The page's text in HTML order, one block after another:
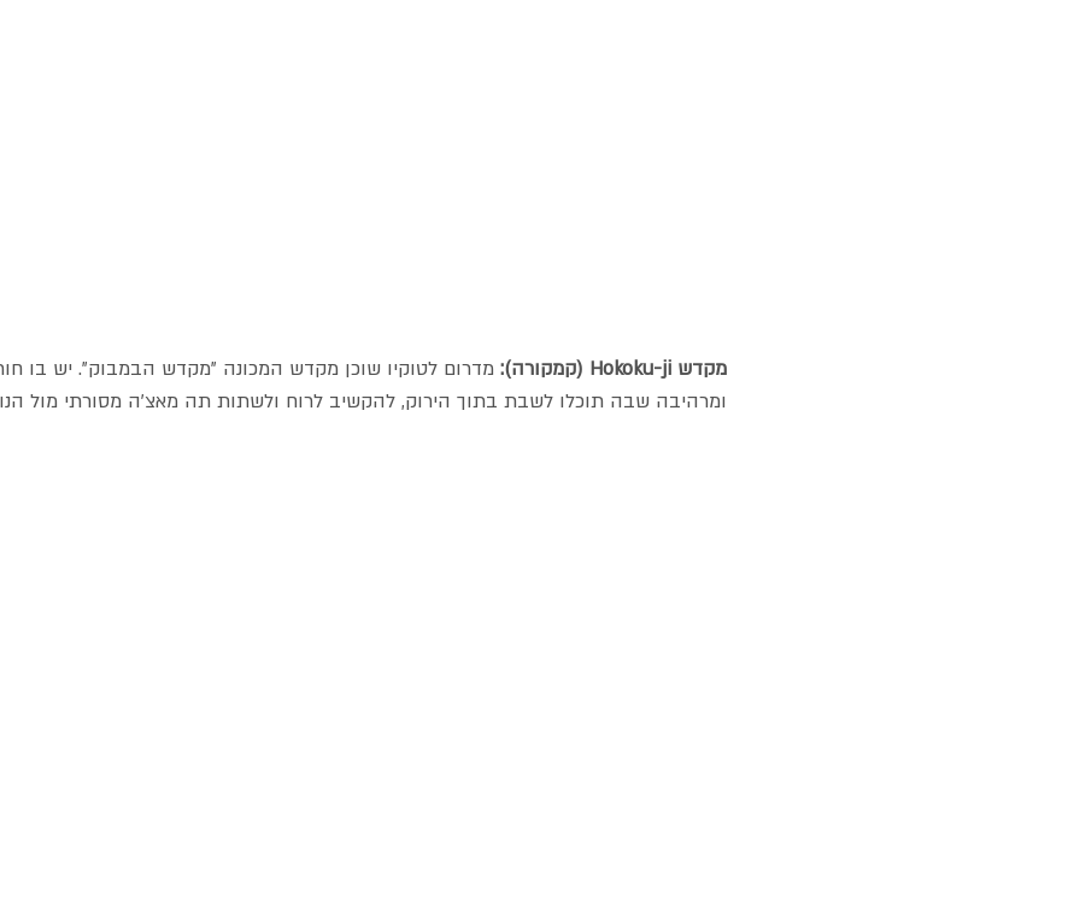
מקדש Hokoku-ji (קמקורה):
מדרום לטוקיו שוכן מקדש המכונה "מקדש הבמבוק". יש בו
ומרהיבה שבה תוכלו לשבת בתוך הירוק, להקשיב לרוח ולשתות תה מאצ'ה מסורתי מול